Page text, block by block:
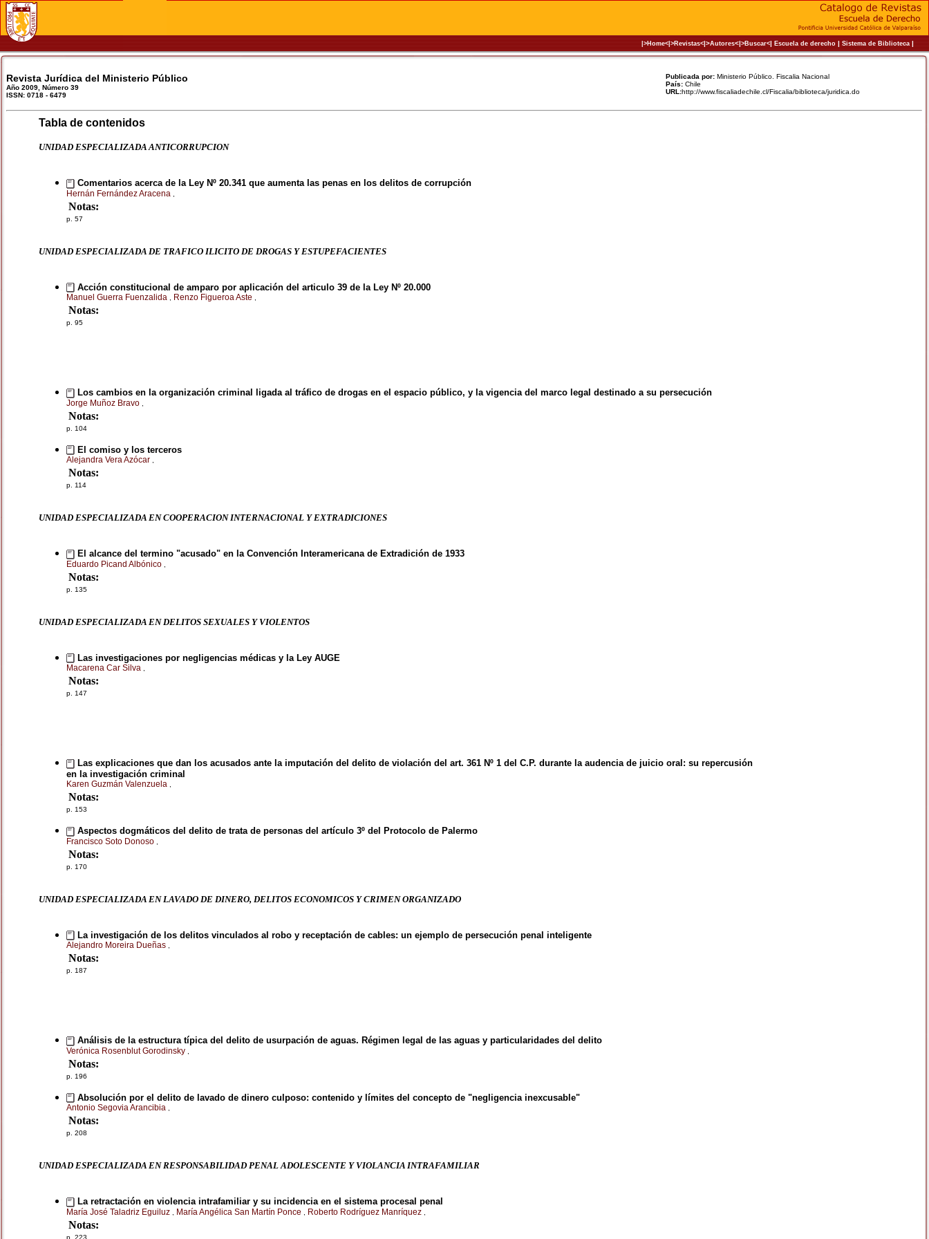
|>Home<|>Revistas<|>Autores<|>Buscar<|Escuela de derecho|Sistema de Biblioteca|
Publicada por: Ministerio Público. Fiscalia Nacional
País: Chile
URL:http://www.fiscaliadechile.cl/Fiscalia/biblioteca/juridica.do
Revista Jurídica del Ministerio Público
Año 2009, Número 39
ISSN: 0718 - 6479
Tabla de contenidos
UNIDAD ESPECIALIZADA ANTICORRUPCION
Comentarios acerca de la Ley Nº 20.341 que aumenta las penas en los delitos de corrupción
Hernán Fernández Aracena
Notas:
p. 57
UNIDAD ESPECIALIZADA DE TRAFICO ILICITO DE DROGAS Y ESTUPEFACIENTES
Acción constitucional de amparo por aplicación del articulo 39 de la Ley Nº 20.000
Manuel Guerra Fuenzalida Renzo Figueroa Aste
Notas:
p. 95
Los cambios en la organización criminal ligada al tráfico de drogas en el espacio público, y la vigencia del marco legal destinado a su persecución
Jorge Muñoz Bravo
Notas:
p. 104
El comiso y los terceros
Alejandra Vera Azócar ,
Notas:
p. 114
UNIDAD ESPECIALIZADA EN COOPERACION INTERNACIONAL Y EXTRADICIONES
El alcance del termino "acusado" en la Convención Interamericana de Extradición de 1933
Eduardo Picand Albónico
Notas:
p. 135
UNIDAD ESPECIALIZADA EN DELITOS SEXUALES Y VIOLENTOS
Las investigaciones por negligencias médicas y la Ley AUGE
Macarena Car Silva ,
Notas:
p. 147
Las explicaciones que dan los acusados ante la imputación del delito de violación del art. 361 Nº 1 del C.P. durante la audencia de juicio oral: su repercusión
en la investigación criminal
Karen Guzmán Valenzuela
Notas:
p. 153
Aspectos dogmáticos del delito de trata de personas del artículo 3º del Protocolo de Palermo
Francisco Soto Donoso
Notas:
p. 170
UNIDAD ESPECIALIZADA EN LAVADO DE DINERO, DELITOS ECONOMICOS Y CRIMEN ORGANIZADO
La investigación de los delitos vinculados al robo y receptación de cables: un ejemplo de persecución penal inteligente
Alejandro Moreira Dueñas
Notas:
p. 187
Análisis de la estructura típica del delito de usurpación de aguas. Régimen legal de las aguas y particularidades del delito
Verónica Rosenblut Gorodinsky
Notas:
p. 196
Absolución por el delito de lavado de dinero culposo: contenido y límites del concepto de "negligencia inexcusable"
Antonio Segovia Arancibia
Notas:
p. 208
UNIDAD ESPECIALIZADA EN RESPONSABILIDAD PENAL ADOLESCENTE Y VIOLANCIA INTRAFAMILIAR
La retractación en violencia intrafamiliar y su incidencia en el sistema procesal penal
María José Taladriz Eguiluz María Angélica San Martín Ponce Roberto Rodríguez Manríquez
Notas:
p. 223